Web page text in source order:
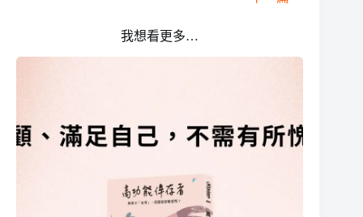
我想看更多…